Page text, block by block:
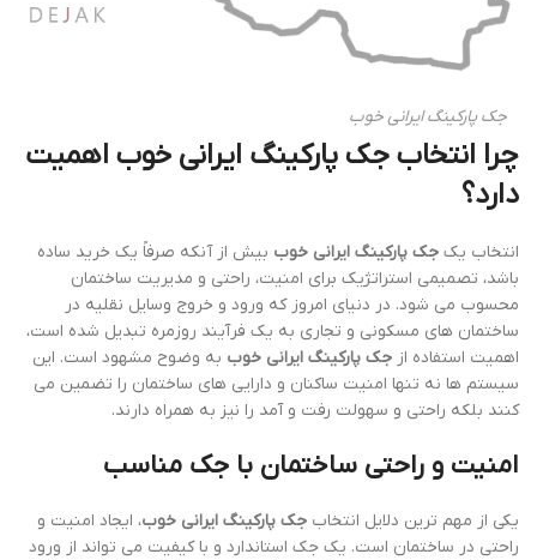
جک پارکینگ ایرانی خوب
چرا انتخاب جک پارکینگ ایرانی خوب اهمیت
دارد؟
انتخاب یک جک پارکینگ ایرانی خوب بیش از آنکه صرفاً یک خرید ساده
باشد، تصمیمی استراتژیک برای امنیت، راحتی و مدیریت ساختمان
محسوب می شود. در دنیای امروز که ورود و خروج وسایل نقلیه در
ساختمان های مسکونی و تجاری به یک فرآیند روزمره تبدیل شده است،
اهمیت استفاده از جک پارکینگ ایرانی خوب به وضوح مشهود است. این
سیستم ها نه تنها امنیت ساکنان و دارایی های ساختمان را تضمین می
کنند بلکه راحتی و سهولت رفت و آمد را نیز به همراه دارند.
امنیت و راحتی ساختمان با جک مناسب
یکی از مهم ترین دلایل انتخاب جک پارکینگ ایرانی خوب، ایجاد امنیت و
راحتی در ساختمان است. یک جک استاندارد و با کیفیت می تواند از ورود